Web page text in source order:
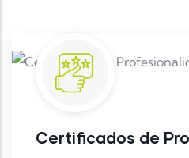
Certificados de